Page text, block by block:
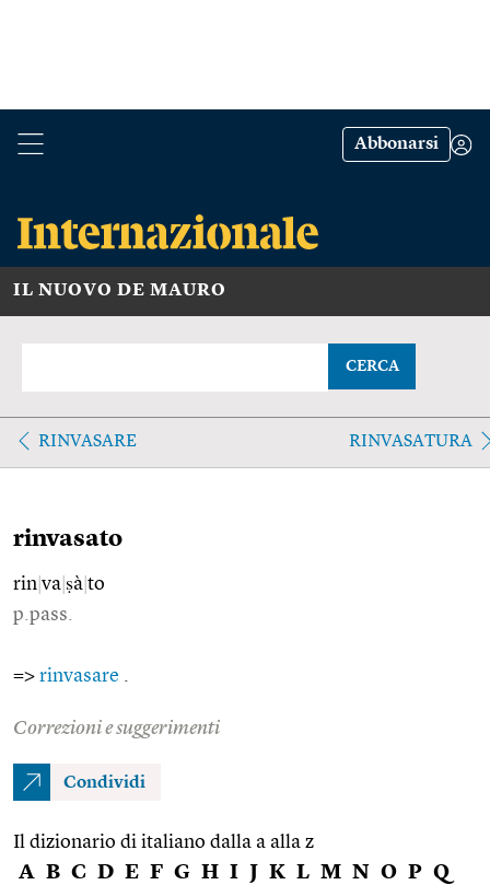
Abbonarsi
IL NUOVO DE MAURO
CERCA
RINVASARE RINVASATURA
rinvasato
rin va ṣà to
p.pass.
=> rinvasare
Correzioni e suggerimenti
Condividi
Il dizionario di italiano dalla a alla z
A B C D E F G H I J K L M N O P Q